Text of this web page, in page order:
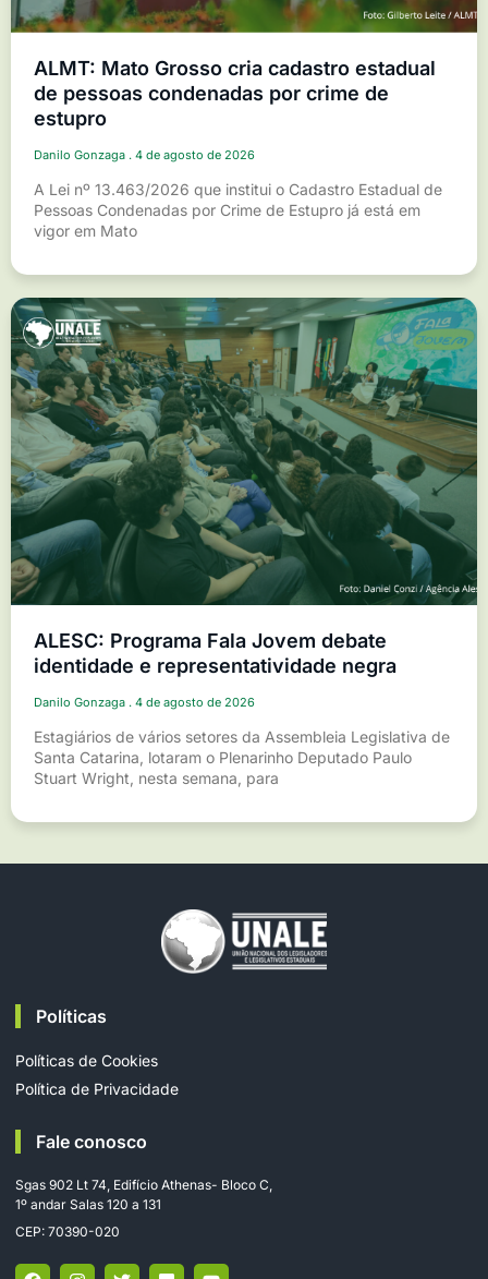
ALMT: Mato Grosso cria cadastro estadual
de pessoas condenadas por crime de
estupro
Danilo Gonzaga 4 de agosto de 2026
A Lei nº 13.463/2026 que institui o Cadastro Estadual de
Pessoas Condenadas por Crime de Estupro já está em
vigor em Mato
ALESC: Programa Fala Jovem debate
identidade e representatividade negra
Danilo Gonzaga 4 de agosto de 2026
Estagiários de vários setores da Assembleia Legislativa de
Santa Catarina, lotaram o Plenarinho Deputado Paulo
Stuart Wright, nesta semana, para
Políticas
Políticas de Cookies
Política de Privacidade
Fale conosco
Sgas 902 Lt 74, Edifício Athenas- Bloco C,
1º andar Salas 120 a 131
CEP: 70390-020